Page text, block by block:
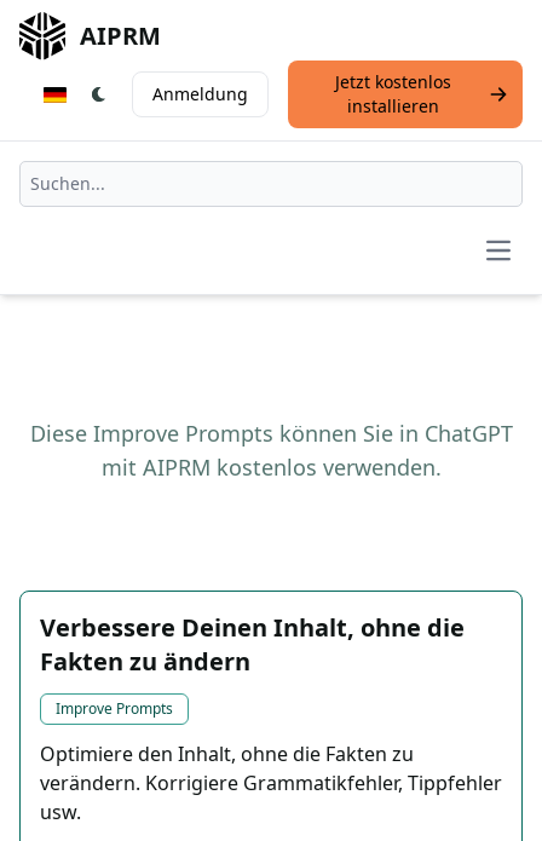
AIPRM
Anmeldung
Jetzt kostenlos
installieren
Diese Improve Prompts können Sie in ChatGPT
mit AIPRM kostenlos verwenden.
Verbessere Deinen Inhalt, ohne die
Fakten zu ändern
Improve Prompts
Optimiere den Inhalt, ohne die Fakten zu
verändern. Korrigiere Grammatikfehler, Tippfehler
usw.